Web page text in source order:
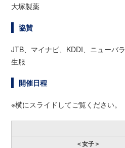
大塚製薬
協賛
JTB、マイナビ、KDDI、ニューバ
生服
開催日程
※横にスライドしてご覧ください。
＜女子＞